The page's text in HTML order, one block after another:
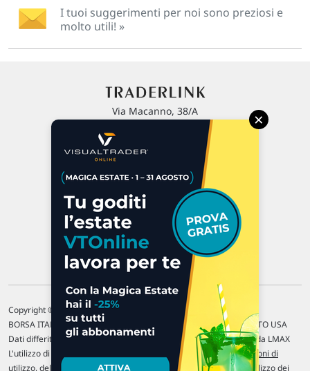
I tuoi suggerimenti per noi sono preziosi e
molto utili! »
Via Macanno, 38/A
P.IVA 02 452 460 401
Chi siamo
Commenti e segnalazioni
Contattaci
Copyright © 1996-2026 Traderlink Italia s.r.l.
BORSA ITALIANA Quotazioni di borsa differite di 15 min. / MERCATO USA
Dati differiti di 15 min. (fonte Intrinio) / FOREX Quotazioni fornite da LMAX
L'utilizzo di questo sito implica l'accettazione delle nostre Condizioni di
utilizzo, del Disclaimer MAR, delle Politiche sulla privacye dell' Utilizzo dei
×